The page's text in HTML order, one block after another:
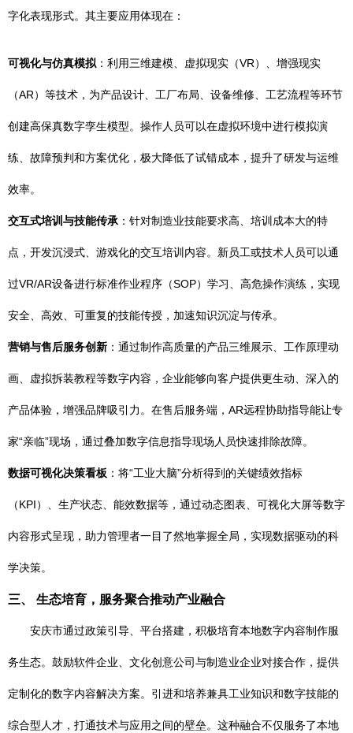
字化表现形式。其主要应用体现在：
可视化与仿真模拟 ：利用三维建模、虚拟现实（VR）、增强现实
（AR）等技术，为产品设计、工厂布局、设备维修、工艺流程等环节
创建高保真数字孪生模型。操作人员可以在虚拟环境中进行模拟演
练、故障预判和方案优化，极大降低了试错成本，提升了研发与运维
效率。
交互式培训与技能传承 ：针对制造业技能要求高、培训成本大的特
点，开发沉浸式、游戏化的交互培训内容。新员工或技术人员可以通
过VR/AR设备进行标准作业程序（SOP）学习、高危操作演练，实现
安全、高效、可重复的技能传授，加速知识沉淀与传承。
营销与售后服务创新 ：通过制作高质量的产品三维展示、工作原理动
画、虚拟拆装教程等数字内容，企业能够向客户提供更生动、深入的
产品体验，增强品牌吸引力。在售后服务端，AR远程协助指导能让专
家“亲临”现场，通过叠加数字信息指导现场人员快速排除故障。
数据可视化决策看板 ：将“工业大脑”分析得到的关键绩效指标
（KPI）、生产状态、能效数据等，通过动态图表、可视化大屏等数字
内容形式呈现，助力管理者一目了然地掌握全局，实现数据驱动的科
学决策。
三、 生态培育，服务聚合推动产业融合
安庆市通过政策引导、平台搭建，积极培育本地数字内容制作服
务生态。鼓励软件企业、文化创意公司与制造业企业对接合作，提供
定制化的数字内容解决方案。引进和培养兼具工业知识和数字技能的
综合型人才，打通技术与应用之间的壁垒。这种融合不仅服务了本地